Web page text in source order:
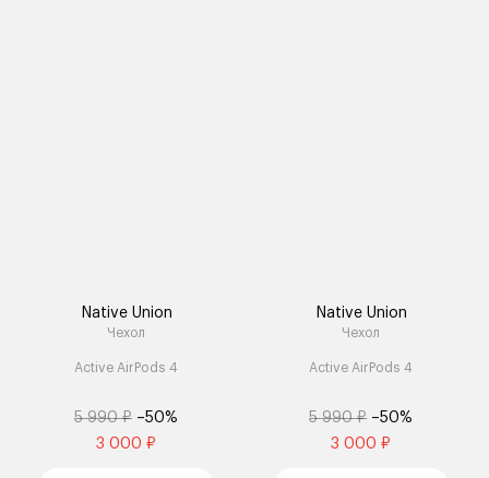
Native Union
Чехол
Active AirPods 4
5 990 ₽ –50%
3 000 ₽
Native Union
Чехол
Active AirPods 4
5 990 ₽ –50%
3 000 ₽